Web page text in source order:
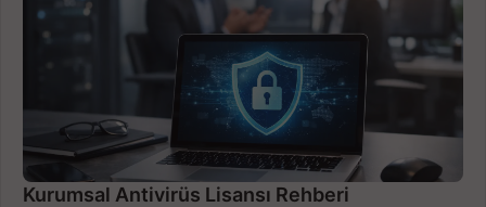
Kurumsal Antivirüs Lisansı Rehberi